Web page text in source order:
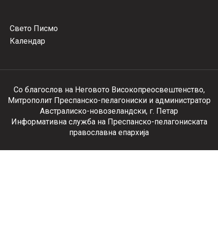
Свето Писмо
Календар
Со благослов на Неговото Високопреосвештенство,
Митрополит Преспанско-пелагониски и администратор
Австралиско-новозеландски, г. Петар
Информативна служба на Преспанско-пелагониската
православна епархија